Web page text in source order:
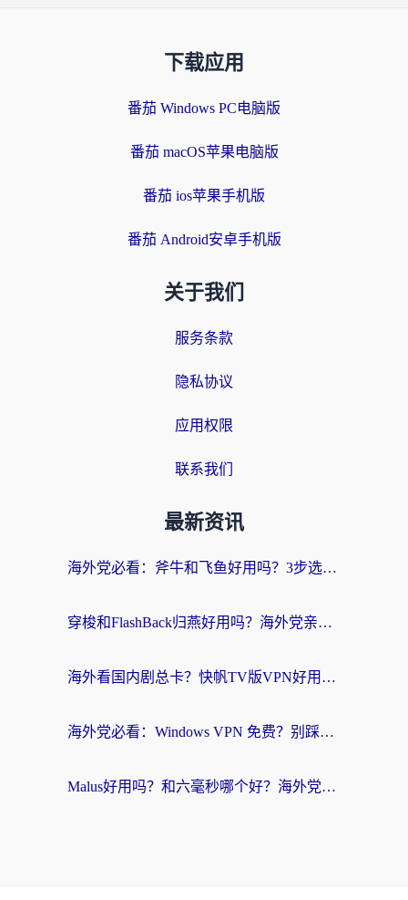
下载应用
番茄 Windows PC电脑版
番茄 macOS苹果电脑版
番茄 ios苹果手机版
番茄 Android安卓手机版
关于我们
服务条款
隐私协议
应用权限
联系我们
最新资讯
海外党必看：斧牛和飞鱼好用吗？3步选对回国加速器，无缝刷剧玩国服
穿梭和FlashBack归燕好用吗？海外党亲测3款热门回国加速器，教你选对不踩坑
海外看国内剧总卡？快帆TV版VPN好用吗？和快滚VPN对比哪个回国效果更好？
海外党必看：Windows VPN 免费？别踩坑！教你选对好用的国内加速器无缝回国
Malus好用吗？和六毫秒哪个好？海外党选回国加速器的避坑指南